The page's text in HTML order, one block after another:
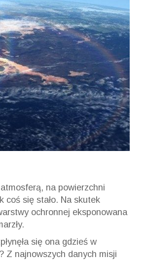
na powierzchni
coś się stało. Na skutek
ochronnej eksponowana
się ona gdzieś w
Z najnowszych danych misji